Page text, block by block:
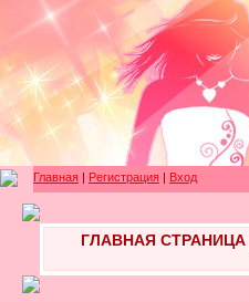
Главная | Регистрация | Вход
ГЛАВНАЯ СТРАНИЦА